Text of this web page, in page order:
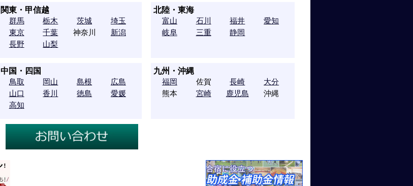
関東・甲信越
群馬 栃木 茨城
埼玉
東京
千葉 神奈川
新潟
長野
山梨
北陸・東海
富山 石川 福井
愛知
岐阜
三重 静岡
中国・四国
鳥取 岡山 島根
広島
山口
香川 徳島
愛媛
高知
九州・沖縄
福岡 佐賀 長崎
大分
熊本
宮崎 鹿児島 沖縄